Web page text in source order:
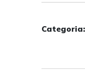
Categoria: